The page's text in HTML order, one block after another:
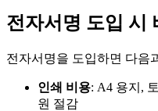
전자서명 도입 시
전자서명을 도입하면 다음
인쇄 비용: A4 용지,
원 절감